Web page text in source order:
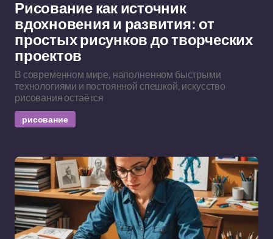
Рисование как источник
вдохновения и развития: от
простых рисунков до творческих
проектов
В современном мире, наполненном быстрыми
технологиями и постоянной спешкой, искусство
рисования остаётся
рисование